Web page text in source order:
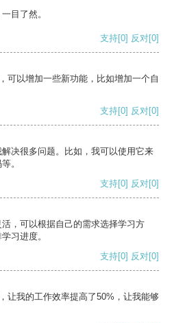
目了然。
支持[0] 反对[0]
可以增加一些新功能，比如增加一个自
支持[0] 反对[0]
决很多问题。比如，我可以使用它来
。
支持[0] 反对[0]
，可以根据自己的需求选择学习方
习进度。
支持[0] 反对[0]
让我的工作效率提高了50%，让我能够